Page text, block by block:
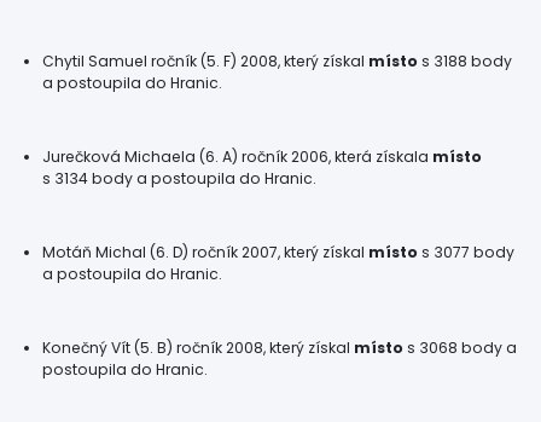
Chytil Samuel ročník (5. F) 2008, který získal místo s 3188 body
a postoupila do Hranic.
Jurečková Michaela (6. A) ročník 2006, která získala místo
s 3134 body a postoupila do Hranic.
Motáň Michal (6. D) ročník 2007, který získal místo s 3077 body
a postoupila do Hranic.
Konečný Vít (5. B) ročník 2008, který získal místo s 3068 body a
postoupila do Hranic.